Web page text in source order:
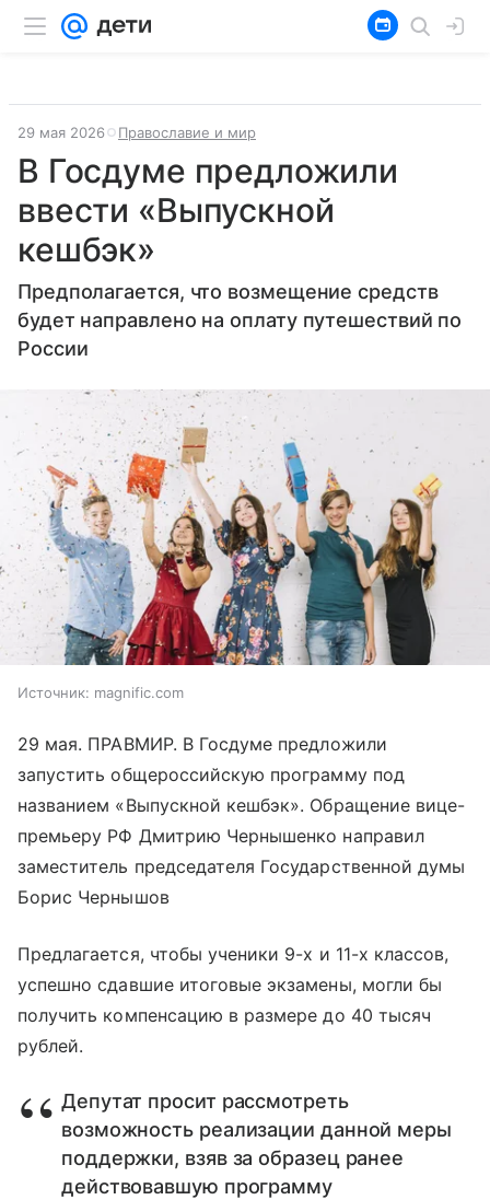
29 мая 2026 Православие и мир
В Госдуме предложили
ввести «Выпускной
кешбэк»
Предполагается, что возмещение средств
будет направлено на оплату путешествий по
России
Источник: magnific.com
29 мая. ПРАВМИР. В Госдуме предложили
запустить общероссийскую программу под
названием «Выпускной кешбэк». Обращение вице-
премьеру РФ Дмитрию Чернышенко направил
заместитель председателя Государственной думы
Борис Чернышов
Предлагается, чтобы ученики 9-х и 11-х классов,
успешно сдавшие итоговые экзамены, могли бы
получить компенсацию в размере до 40 тысяч
рублей.
Депутат просит рассмотреть
возможность реализации данной меры
поддержки, взяв за образец ранее
действовавшую программу